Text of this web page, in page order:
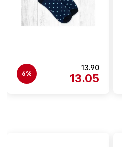
6%
13.90
13.05